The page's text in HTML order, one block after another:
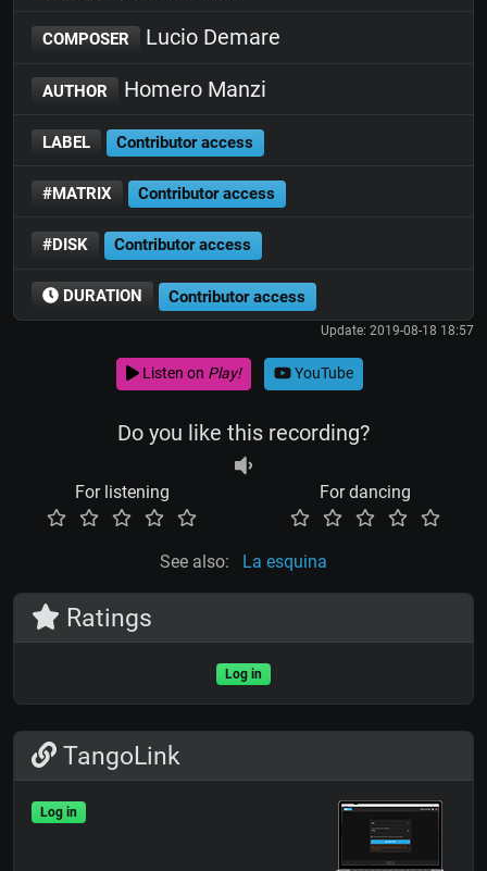
COMPOSER Lucio Demare
AUTHOR Homero Manzi
LABEL Contributor access
#MATRIX Contributor access
#DISK Contributor access
DURATION Contributor access
Update: 2019-08-18 18:57
Listen on Play! YouTube
Do you like this recording?
For listening For dancing
See also: La esquina
Ratings
Log in
TangoLink
Log in